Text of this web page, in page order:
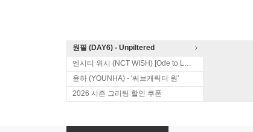
원필 (DAY6) - Unpiltered
엔시티 위시 (NCT WISH) [Ode to Love]
윤하 (YOUNHA) - '써브캐릭터 원'
2026 시즌 그리팅 할인 쿠폰